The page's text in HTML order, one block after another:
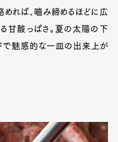
めれば、嚙み締めるほどに広
甘酸っぱさ。夏の太陽の下
で魅惑的な一皿の出来上が